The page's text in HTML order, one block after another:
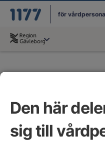
Den här
sig till
för
Du har valt region
De viktigaste
sig till är datum för
remiss eller